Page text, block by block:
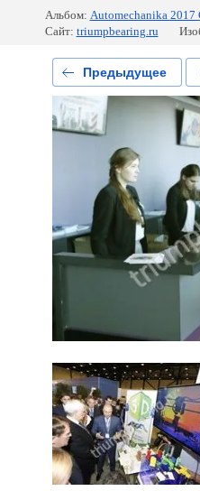
Альбом: Automechanika 2017
Сайт: triumpbearing.ru
Предыдущее